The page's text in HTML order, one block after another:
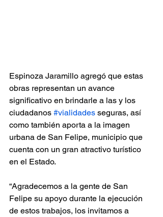
Espinoza Jaramillo agregó que estas
obras representan un avance
significativo en brindarle a las y los
ciudadanos #vialidades seguras, así
como también aporta a la imagen
urbana de San Felipe, municipio que
cuenta con un gran atractivo turístico
en el Estado.
“Agradecemos a la gente de San
Felipe su apoyo durante la ejecución
de estos trabajos, los invitamos a